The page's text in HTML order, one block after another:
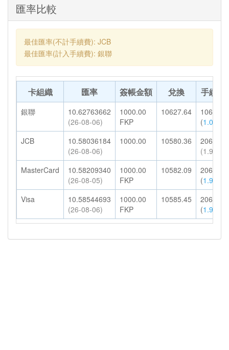
匯率比較
最佳匯率(不計手續費): JCB
最佳匯率(計入手續費): 銀聯
卡組織 匯率 簽帳金額 兌換 手續費
銀聯
10.62763662
(26-08-06)
1000.00
FKP
10627.64
106.28
(1.00%
JCB
10.58036184
(26-08-06)
1000.00 10580.36
206.32
(1.95%)
MasterCard
10.58209340
(26-08-05)
1000.00
FKP
10582.09
206.35
(1.95%
Visa
10.58544693
(26-08-06)
1000.00
FKP
10585.45
206.42
(1.95%